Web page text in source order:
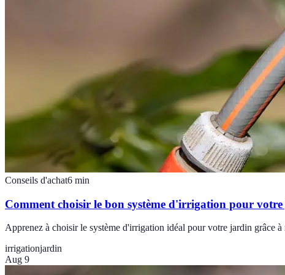
Conseils d'achat6 min
Comment choisir le bon système d'irrigation pour
Apprenez à choisir le système d'irrigation idéal pour votre jardin grâce
irrigationjardin
Aug 9